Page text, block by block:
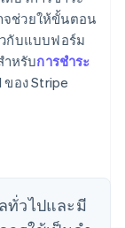
ช่วยให้ขั้นตอน
กับแบบฟอร์ม
ำหรับการชำระ
อง Stripe
ทั่วไปและมี